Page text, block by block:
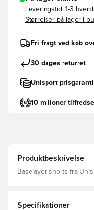
Leveringstid: 1-3
Størrelser på lager i
Fri fragt ved køb
30 dages returret
Unisport prisgaranti
10 milioner
Produktbeskrivelse
Baselayer shorts fra
og varm Den brede og elastiske linning kan strækkes for
Specifikationer